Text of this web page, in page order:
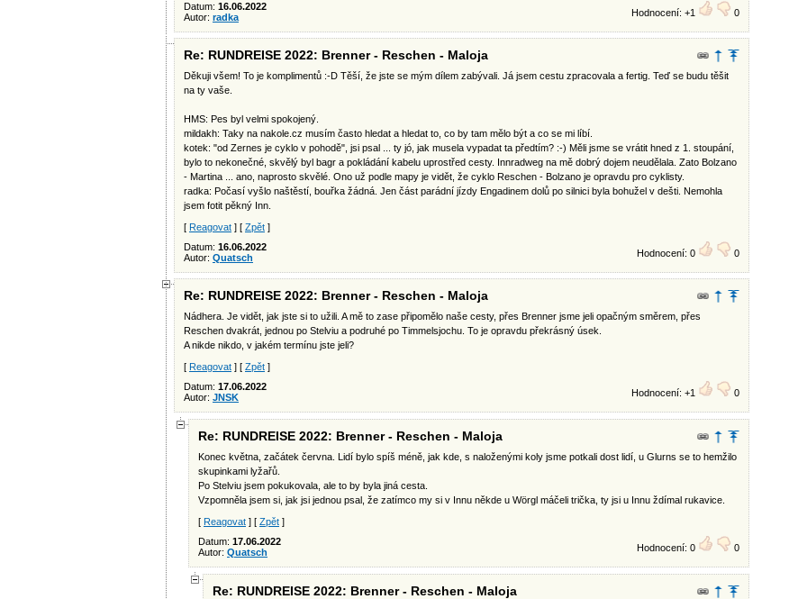
Datum: 16.06.2022
Autor: radka Hodnocení: +1 0
Re: RUNDREISE 2022: Brenner - Reschen - Maloja
Děkuji všem! To je komplimentů :-D Těší, že jste se mým dílem zabývali. Já jsem cestu zpracovala a fertig. Teď se budu těšit
na ty vaše.
HMS: Pes byl velmi spokojený.
mildakh: Taky na nakole.cz musím často hledat a hledat to, co by tam mělo být a co se mi líbí.
kotek: "od Zernes je cyklo v pohodě", jsi psal ... ty jó, jak musela vypadat ta předtím? :-) Měli jsme se vrátit hned z 1. stoupání,
bylo to nekonečné, skvělý byl bagr a pokládání kabelu uprostřed cesty. Innradweg na mě dobrý dojem neudělala. Zato Bolzano
- Martina ... ano, naprosto skvělé. Ono už podle mapy je vidět, že cyklo Reschen - Bolzano je opravdu pro cyklisty.
radka: Počasí vyšlo naštěstí, bouřka žádná. Jen část parádní jízdy Engadinem dolů po silnici byla bohužel v dešti. Nemohla
jsem fotit pěkný Inn.
[ Reagovat ] [ Zpět ]
Datum: 16.06.2022
Autor: Quatsch Hodnocení: 0 0
Re: RUNDREISE 2022: Brenner - Reschen - Maloja
Nádhera. Je vidět, jak jste si to užili. A mě to zase připomělo naše cesty, přes Brenner jsme jeli opačným směrem, přes
Reschen dvakrát, jednou po Stelviu a podruhé po Timmelsjochu. To je opravdu překrásný úsek.
A nikde nikdo, v jakém termínu jste jeli?
[ Reagovat ] [ Zpět ]
Datum: 17.06.2022
Autor: JNSK Hodnocení: +1 0
Re: RUNDREISE 2022: Brenner - Reschen - Maloja
Konec května, začátek června. Lidí bylo spíš méně, jak kde, s naloženými koly jsme potkali dost lidí, u Glurns se to hemžilo
skupinkami lyžařů.
Po Stelviu jsem pokukovala, ale to by byla jiná cesta.
Vzpomněla jsem si, jak jsi jednou psal, že zatímco my si v Innu někde u Wörgl máčeli trička, ty jsi u Innu ždímal rukavice.
[ Reagovat ] [ Zpět ]
Datum: 17.06.2022
Autor: Quatsch Hodnocení: 0 0
Re: RUNDREISE 2022: Brenner - Reschen - Maloja